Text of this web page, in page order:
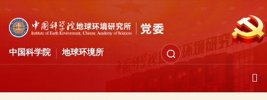
中国科学院 地球环境所